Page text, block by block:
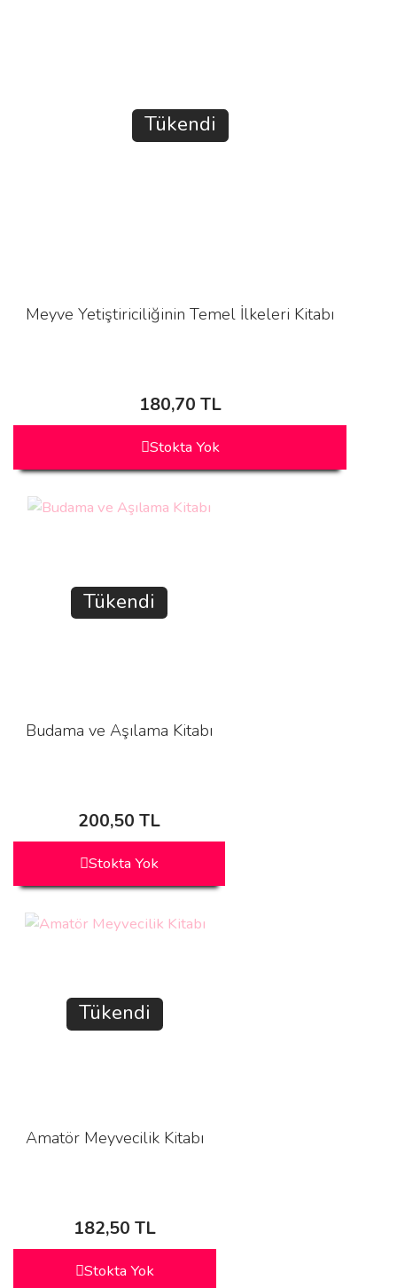
Tükendi
Meyve Yetiştiriciliğinin Temel İlkeleri Kitabı
180,70 TL
Stokta Yok
Tükendi
Budama ve Aşılama Kitabı
200,50 TL
Stokta Yok
Tükendi
Amatör Meyvecilik Kitabı
182,50 TL
Stokta Yok